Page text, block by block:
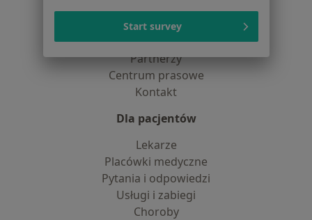
Dostępność
O nas
Praca Rekrutujemy!
Partnerzy
Centrum prasowe
Kontakt
Dla pacjentów
Lekarze
Placówki medyczne
Pytania i odpowiedzi
Usługi i zabiegi
Choroby
Start survey